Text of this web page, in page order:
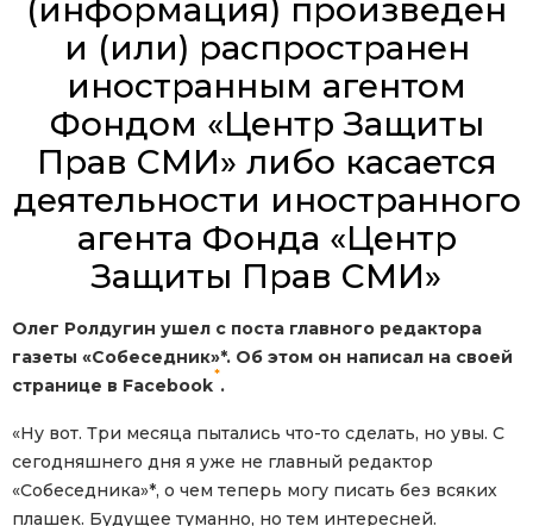
(информация) произведен
и (или) распространен
иностранным агентом
Фондом «Центр Защиты
Прав СМИ» либо касается
деятельности иностранного
агента Фонда «Центр
Защиты Прав СМИ»
Олег Ролдугин ушел с поста главного редактора
газеты «Собеседник»*. Об этом он написал на своей
странице в Facebook
*
.
«Ну вот. Три месяца пытались что-то сделать, но увы. С
сегодняшнего дня я уже не главный редактор
«Собеседника»*, о чем теперь могу писать без всяких
плашек. Будущее туманно, но тем интересней.